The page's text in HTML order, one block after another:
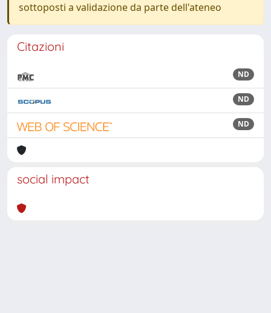
sottoposti a validazione da parte dell'ateneo
Citazioni
ND
ND
ND
social impact